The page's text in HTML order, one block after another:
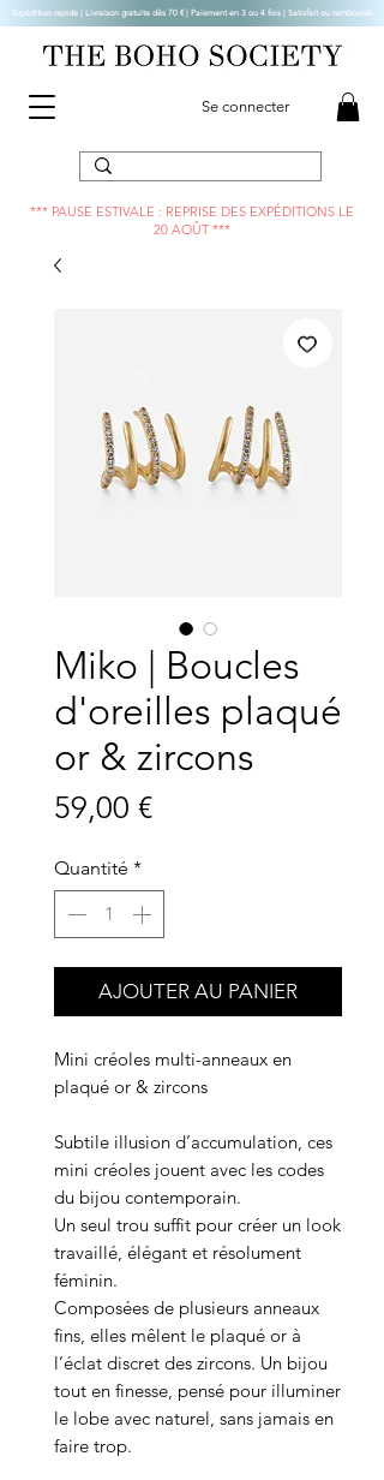
Se connecter
Expédition rapide | Livraison gratuite dès 70 € | Paiement en 3 ou 4 fois | Satisfait ou remboursé
*** PAUSE ESTIVALE : REPRISE DES EXPÉDITIONS LE
20 AOÛT ***
Miko | Boucles
d'oreilles plaqué
or & zircons
59,00 €Prix
Quantité *
AJOUTER AU PANIER
Mini créoles multi-anneaux en
plaqué or & zircons
Subtile illusion d’accumulation, ces
mini créoles jouent avec les codes
du bijou contemporain.
Un seul trou suffit pour créer un look
travaillé, élégant et résolument
féminin.
Composées de plusieurs anneaux
fins, elles mêlent le plaqué or à
l’éclat discret des zircons. Un bijou
tout en finesse, pensé pour illuminer
le lobe avec naturel, sans jamais en
faire trop.